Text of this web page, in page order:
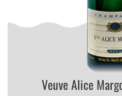
Veuve Alice